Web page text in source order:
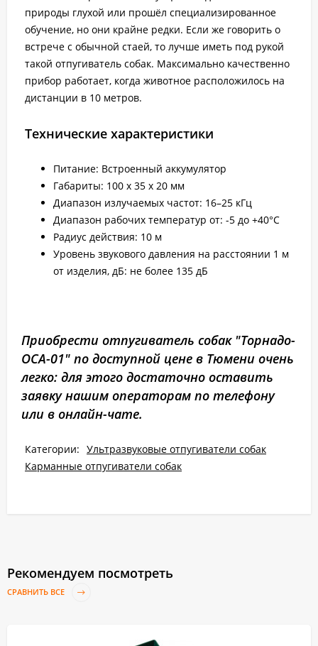
природы глухой или прошёл специализированное
обучение, но они крайне редки. Если же говорить о
встрече с обычной стаей, то лучше иметь под рукой
такой отпугиватель собак. Максимально качественно
прибор работает, когда животное расположилось на
дистанции в 10 метров.
Технические характеристики
Питание: Встроенный аккумулятор
Габариты: 100 x 35 x 20 мм
Диапазон излучаемых частот: 16–25 кГц
Диапазон рабочих температур от: -5 до +40°С
Радиус действия: 10 м
Уровень звукового давления на расстоянии 1 м
от изделия, дБ: не более 135 дБ
Приобрести отпугиватель собак "Торнадо-
ОСА-01" по доступной цене в Тюмени очень
легко: для этого достаточно оставить
заявку нашим операторам по телефону
или в онлайн-чате.
Категории: Ультразвуковые отпугиватели собак
Карманные отпугиватели собак
Рекомендуем посмотреть
СРАВНИТЬ ВСЕ